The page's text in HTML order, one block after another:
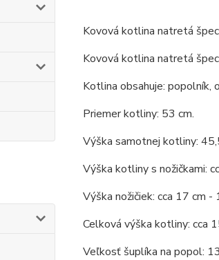
Kovová kotlina natretá
Kovová kotlina natretá
Kotlina obsahuje: popolník,
Priemer kotliny: 53 cm.
Výška samotnej kotliny:
Výška kotliny s nožičkami:
Výška nožičiek: cca 17 cm -
Celková výška kotliny: cca
Veľkosť šuplíka na popol: